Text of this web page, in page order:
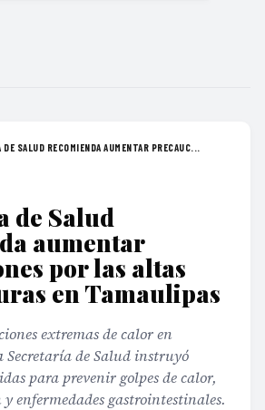
DE SALUD RECOMIENDA AUMENTAR PRECAUC...
de Salud
aumentar
por las altas
en Tamaulipas
extremas de calor en
Secretaría de Salud instruyó
para prevenir golpes de calor,
enfermedades gastrointestinales.